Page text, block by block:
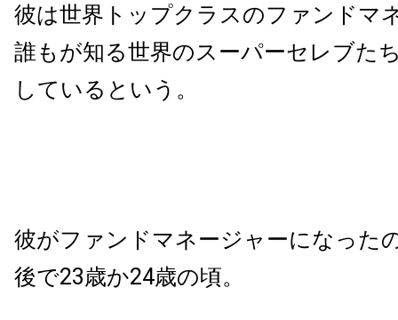
彼は世界トップクラスのファンドマ
誰もが知る世界のスーパーセレブた
しているという。
彼がファンドマネージャーになった
後で23歳か24歳の頃。